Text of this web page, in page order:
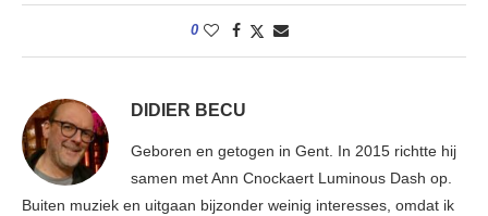
0
DIDIER BECU
Geboren en getogen in Gent. In 2015 richtte hij
samen met Ann Cnockaert Luminous Dash op.
Buiten muziek en uitgaan bijzonder weinig interesses, omdat ik